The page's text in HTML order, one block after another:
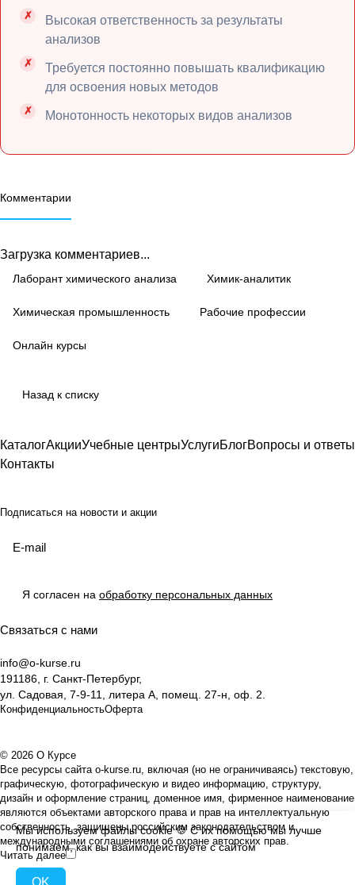
Высокая ответственность за результаты
анализов
Требуется постоянно повышать квалификацию
для освоения новых методов
Монотонность некоторых видов анализов
Комментарии
Загрузка комментариев...
Лаборант химического анализа Химик-аналитик
Химическая промышленность Рабочие профессии
Онлайн курсы
Назад к списку
Мы используем файлыcookie🍪 С их помощью мы лучше
понимаем, как вы взаимодействуете с сайтом
OK
КаталогАкцииУчебные центрыУслугиБлогВопросы и ответы
Контакты
Подписаться на новости и акции
Я согласен на обработку персональных данных
Связаться с нами
info@o-kurse.ru
191186, г. Санкт-Петербург,
ул. Садовая, 7-9-11, литера А, помещ. 27-н, оф. 2.
КонфиденциальностьОферта
© 2026 О Курсе
Все ресурсы сайта o-kurse.ru, включая (но не ограничиваясь) текстовую,
графическую, фотографическую и видео информацию, структуру,
дизайн и оформление страниц, доменное имя, фирменное наименование
являются объектами авторского права и прав на интеллектуальную
собственность, защищены российским законодательством и
международными соглашениями об охране авторских прав.
Читать далее